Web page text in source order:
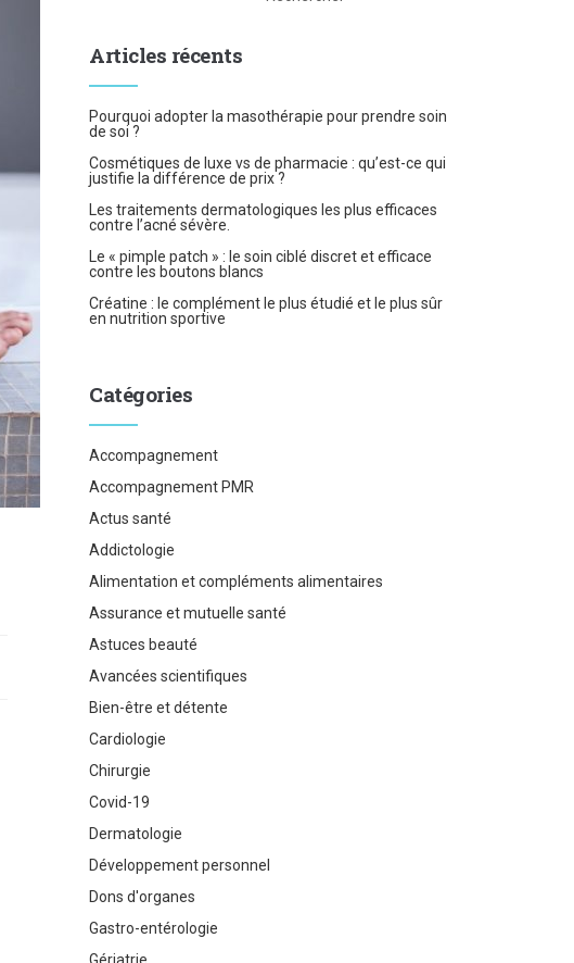
Articles récents
Pourquoi adopter la masothérapie pour prendre soin
de soi ?
Cosmétiques de luxe vs de pharmacie : qu’est-ce qui
justifie la différence de prix ?
Les traitements dermatologiques les plus efficaces
contre l’acné sévère.
Le « pimple patch » : le soin ciblé discret et efficace
contre les boutons blancs
Créatine : le complément le plus étudié et le plus sûr
en nutrition sportive
Catégories
Accompagnement
Accompagnement PMR
Actus santé
Addictologie
Alimentation et compléments alimentaires
Assurance et mutuelle santé
Astuces beauté
Avancées scientifiques
Bien-être et détente
Cardiologie
Chirurgie
Covid-19
Dermatologie
Développement personnel
Dons d'organes
Gastro-entérologie